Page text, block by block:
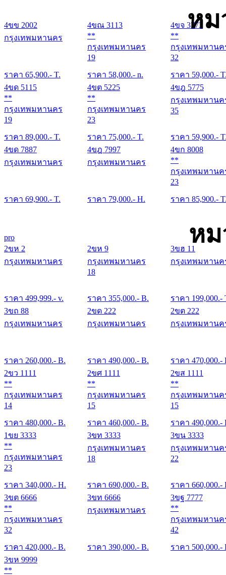
หม
4ขข 2002
กรุงเทพมหานคร
ราคา 65,900.- T.
4ขณ 3113
**
กรุงเทพมหานคร
19
ราคา 58,000.- n.
4ขจ 3773
**
กรุงเทพมหานค
32
ราคา 59,000.-
4ขด 5115
**
กรุงเทพมหานคร
19
ราคา 89,000.- T.
4ขต 5225
**
กรุงเทพมหานคร
23
ราคา 75,000.- T.
4ขฎ 5775
กรุงเทพมหานค
35
ราคา 59,900.-
4ขด 7887
กรุงเทพมหานคร
ราคา 69,900.- T.
4ขฎ 7997
กรุงเทพมหานคร
ราคา 79,000.- H.
4ขก 8008
**
กรุงเทพมหานค
23
ราคา 85,900.-
หม
pro
2ขห 2
กรุงเทพมหานคร
ราคา 499,999.- v.
2ขห 9
กรุงเทพมหานคร
18
ราคา 355,000.- B.
3ขฮ 11
กรุงเทพมหานค
ราคา 199,000.-
3ขถ 88
กรุงเทพมหานคร
ราคา 260,000.- B.
2ขด 222
กรุงเทพมหานคร
ราคา 490,000.- B.
2ขต 222
กรุงเทพมหานค
ราคา 470,000.-
2ขว 1111
**
กรุงเทพมหานคร
14
ราคา 480,000.- B.
2ขศ 1111
**
กรุงเทพมหานคร
15
ราคา 460,000.- B.
2ขส 1111
**
กรุงเทพมหานค
15
ราคา 490,000.-
1ขย 3333
**
กรุงเทพมหานคร
23
ราคา 340,000.- H.
3ขท 3333
กรุงเทพมหานคร
18
ราคา 690,000.- B.
3ขน 3333
กรุงเทพมหานค
22
ราคา 660,000.-
3ขต 6666
**
กรุงเทพมหานคร
32
ราคา 420,000.- B.
3ขท 6666
กรุงเทพมหานคร
ราคา 390,000.- B.
3ขฐ 7777
**
กรุงเทพมหานค
42
ราคา 500,000.-
3ขห 9999
**